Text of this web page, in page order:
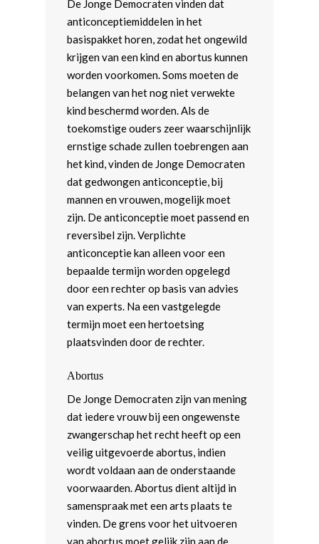
De Jonge Democraten vinden dat
anticonceptiemiddelen in het
basispakket horen, zodat het ongewild
krijgen van een kind en abortus kunnen
worden voorkomen. Soms moeten de
belangen van het nog niet verwekte
kind beschermd worden. Als de
toekomstige ouders zeer waarschijnlijk
ernstige schade zullen toebrengen aan
het kind, vinden de Jonge Democraten
dat gedwongen anticonceptie, bij
mannen en vrouwen, mogelijk moet
zijn. De anticonceptie moet passend en
reversibel zijn. Verplichte
anticonceptie kan alleen voor een
bepaalde termijn worden opgelegd
door een rechter op basis van advies
van experts. Na een vastgelegde
termijn moet een hertoetsing
plaatsvinden door de rechter.
Abortus
De Jonge Democraten zijn van mening
dat iedere vrouw bij een ongewenste
zwangerschap het recht heeft op een
veilig uitgevoerde abortus, indien
wordt voldaan aan de onderstaande
voorwaarden. Abortus dient altijd in
samenspraak met een arts plaats te
vinden. De grens voor het uitvoeren
van abortus moet gelijk zijn aan de